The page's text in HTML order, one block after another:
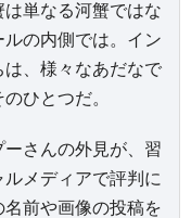
単なる河蟹ではな
の内側では。イン
、様々なあだなで
ひとつだ。
さんの外見が、習
メディアで評判に
前や画像の投稿を